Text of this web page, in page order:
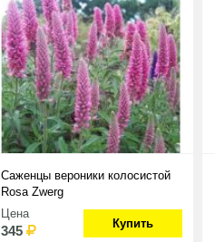
Саженцы вероники колосистой
Rosa Zwerg
Цена
345 Купить